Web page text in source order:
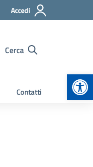
Accedi
Cerca
Contatti